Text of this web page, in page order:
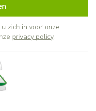
zich in voor onze
privacy policy.